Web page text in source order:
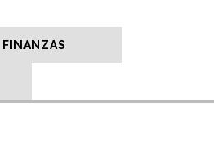
FINANZAS